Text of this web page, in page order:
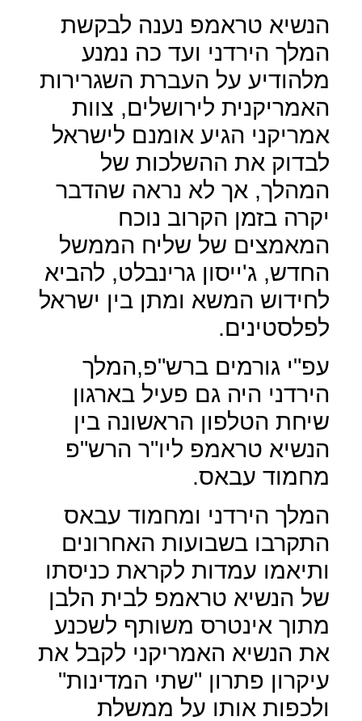
הנשיא טראמפ נענה לבקשת
המלך הירדני ועד כה נמנע
מלהודיע על העברת השגרירות
האמריקנית לירושלים, צוות
אמריקני הגיע אומנם לישראל
לבדוק את ההשלכות של
המהלך, אך לא נראה שהדבר
יקרה בזמן הקרוב נוכח
המאמצים של שליח הממשל
החדש, ג'ייסון גרינבלט, להביא
לחידוש המשא ומתן בין ישראל
לפלסטינים.
עפ"י גורמים ברש"פ,המלך
הירדני היה גם פעיל בארגון
שיחת הטלפון הראשונה בין
הנשיא טראמפ ליו"ר הרש"פ
מחמוד עבאס.
המלך הירדני ומחמוד עבאס
התקרבו בשבועות האחרונים
ותיאמו עמדות לקראת כניסתו
של הנשיא טראמפ לבית הלבן
מתוך אינטרס משותף לשכנע
את הנשיא האמריקני לקבל את
עיקרון פתרון "שתי המדינות"
ולכפות אותו על ממשלת